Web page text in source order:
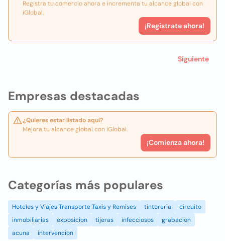
Empresas destacadas
¿Quieres estar listado aquí?
Mejora tu alcance global con iGlobal.
¡Comienza ahora!
Registra tu comercio ahora e incrementa tu alcance global con
iGlobal.
¡Registrate ahora!
Siguiente
Categorías más populares
Hoteles y Viajes Transporte Taxis y Remises tintoreria
circuito
inmobiliarias
exposicion tijeras infecciosos
grabacion
acuna
intervencion